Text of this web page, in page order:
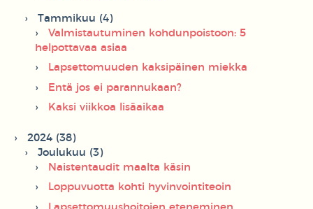
Tammikuu (4)
Valmistautuminen kohdunpoistoon: 5
helpottavaa asiaa
Lapsettomuuden kaksipäinen miekka
Entä jos ei parannukaan?
Kaksi viikkoa lisäaikaa
2024 (38)
Joulukuu (3)
Naistentaudit maalta käsin
Loppuvuotta kohti hyvinvointiteoin